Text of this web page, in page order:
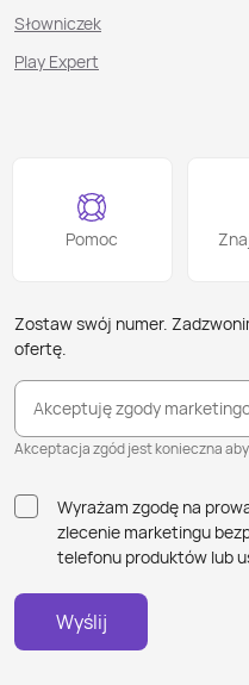
Słowniczek
Play Expert
Pomoc
Zostaw swój numer.
ofertę.
Akceptuję zgody
Akceptacja zgód jest konieczna
Wyrażam zgodę na
zlecenie marketingu
telefonu produktów lub
Wyślij